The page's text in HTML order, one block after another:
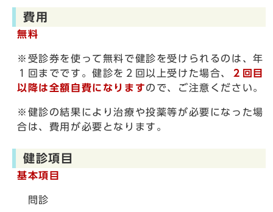
費用
無料
※受診券を使って無料で健診を受けられるのは、年
１回までです。健診を２回以上受けた場合、
２回目
以降は全額自費になりますので、ご注意ください。
※健診の結果により治療や投薬等が必要になった場
合は、費用が必要となります。
健診項目
基本項目
問診